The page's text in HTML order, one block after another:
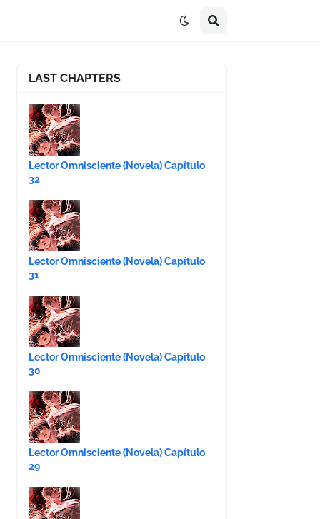
LAST CHAPTERS
Lector Omnisciente (Novela) Capítulo
32
Lector Omnisciente (Novela) Capítulo
31
Lector Omnisciente (Novela) Capítulo
30
Lector Omnisciente (Novela) Capítulo
29